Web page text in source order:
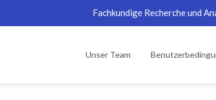
Fachkundige Recherche und
Unser Team